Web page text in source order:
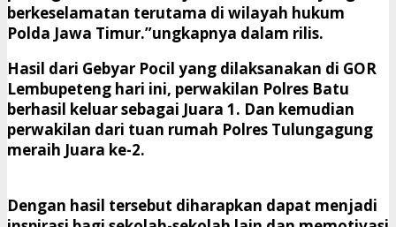
berkeselamatan terutama di wilayah hukum
Polda Jawa Timur.”ungkapnya dalam rilis.
Hasil dari Gebyar Pocil yang dilaksanakan di GOR
Lembupeteng hari ini, perwakilan Polres Batu
berhasil keluar sebagai Juara 1. Dan kemudian
perwakilan dari tuan rumah Polres Tulungagung
meraih Juara ke-2.
Dengan hasil tersebut diharapkan dapat menjadi